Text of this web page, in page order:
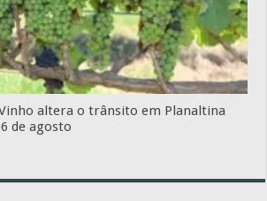
altera o trânsito em Planaltina
de agosto